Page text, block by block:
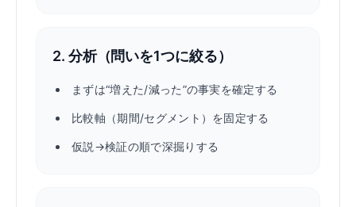
2. 分析（問いを1つに絞る）
まずは“増えた/減った”の事実を確定する
比較軸（期間/セグメント）を固定する
仮説→検証の順で深掘りする